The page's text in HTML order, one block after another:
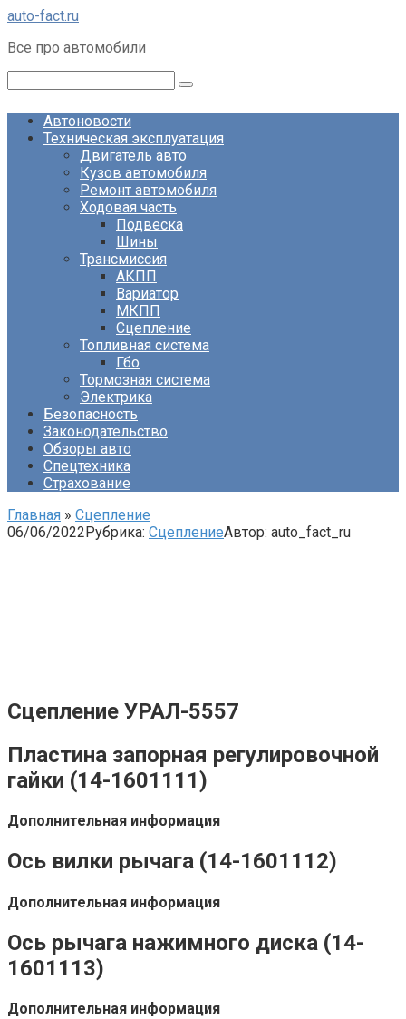
Перейти
контенту
auto-fact.ru
Все про автомобили
Автоновости
Техническая эксплуатация
Двигатель авто
Кузов автомобиля
Ремонт автомобиля
Ходовая часть
Подвеска
Шины
Трансмиссия
АКПП
Вариатор
МКПП
Сцепление
Топливная система
Гбо
Тормозная система
Электрика
Безопасность
Законодательство
Обзоры авто
Спецтехника
Страхование
Главная » Сцепление
06/06/2022Рубрика: СцеплениеАвтор: auto_fact_ru
Сцепление УРАЛ-5557
Пластина запорная регулировочной
гайки (14-1601111)
Дополнительная информация
Ось вилки рычага (14-1601112)
Дополнительная информация
Ось рычага нажимного диска (14-
1601113)
Дополнительная информация